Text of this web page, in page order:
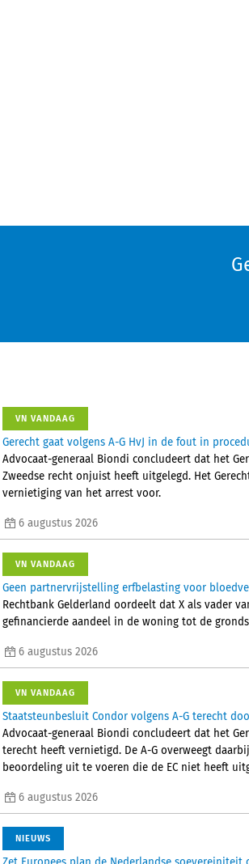
VN VANDAAG
Gerecht gaat volgens A-G HvJ in de fout in
Advocaat-generaal Biondi concludeert dat het
Zweedse recht onjuist heeft uitgelegd. Het
vernietiging van het arrest voor.
6 augustus 2026
VN VANDAAG
Geen partnervrijstelling erfbelasting voor
Rechtbank Gelderland oordeelt dat X als vader
gefinancierde aandeel in de woning tot de
6 augustus 2026
VN VANDAAG
Staatsteunbesluit Condor volgens A-G terecht
Advocaat-generaal Biondi concludeert dat het
terecht heeft vernietigd. De A-G overweegt
beoordeling uit te voeren die de EC niet heeft
6 augustus 2026
NIEUWS